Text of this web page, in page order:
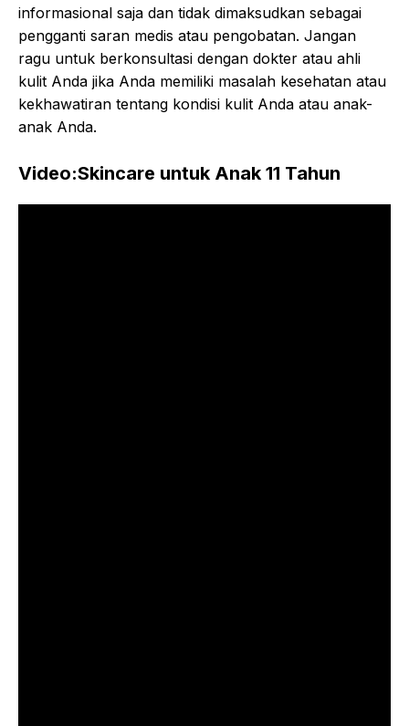
informasional saja dan tidak dimaksudkan sebagai
pengganti saran medis atau pengobatan. Jangan
ragu untuk berkonsultasi dengan dokter atau ahli
kulit Anda jika Anda memiliki masalah kesehatan atau
kekhawatiran tentang kondisi kulit Anda atau anak-
anak Anda.
Video:Skincare untuk Anak 11 Tahun